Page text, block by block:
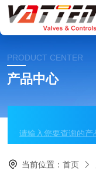
PRODUCT CENTER
产品中心
当前位置：首页